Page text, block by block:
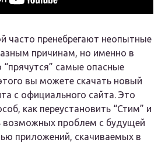
часто пренебрегают неопытные
причинам, но именно в
“прячутся” самые опасные
вы можете скачать новый
с официального сайта. Это
как переустановить “Стим” и
возможных проблем с будущей
приложений, скачиваемых в